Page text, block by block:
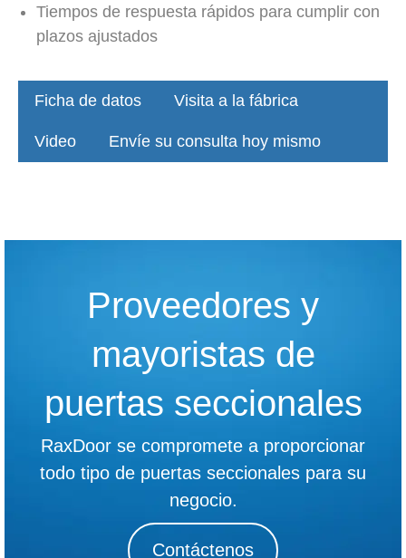
Tiempos de respuesta rápidos para cumplir con
plazos ajustados
Ficha de datos Visita a la fábrica
Video Envíe su consulta hoy mismo
Proveedores y
mayoristas de
puertas seccionales
RaxDoor se compromete a proporcionar
todo tipo de puertas seccionales para su
negocio.
Contáctenos